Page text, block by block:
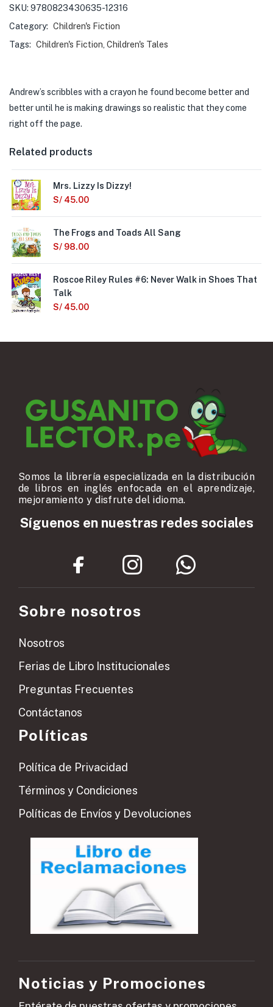
SKU: 9780823430635-12316
Category: Children's Fiction
Tags: Children's Fiction Children's Tales
Andrew’s scribbles with a crayon he found become better and
better until he is making drawings so realistic that they come
right off the page.
Related products
Mrs. Lizzy Is Dizzy!
S/ 45.00
The Frogs and Toads All Sang
S/ 98.00
Roscoe Riley Rules #6: Never Walk in Shoes That
Talk
S/ 45.00
Somos la librería especializada en la distribución
de libros en inglés enfocada en el aprendizaje,
mejoramiento y disfrute del idioma.
Síguenos en nuestras redes sociales
Sobre nosotros
Nosotros
Ferias de Libro Institucionales
Preguntas Frecuentes
Contáctanos
Políticas
Política de Privacidad
Términos y Condiciones
Políticas de Envíos y Devoluciones
Noticias y Promociones